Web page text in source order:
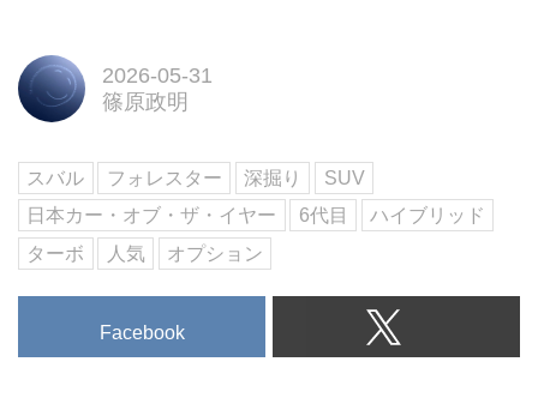
2026-05-31
篠原政明
スバル フォレスター 深掘り
SUV
日本カー・オブ・ザ・イヤー
6代目
ハイブリッド
ターボ
人気 オプション
Facebook